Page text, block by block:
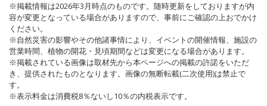
※掲載情報は2026年3月時点のものです。随時更新をしておりますが内
容が変更となっている場合がありますので、事前にご確認の上おでかけ
ください。
※自然災害の影響やその他諸事情により、イベントの開催情報、施設の
営業時間、植物の開花・見頃期間などは変更になる場合があります。
※掲載されている画像は取材先から本ページへの掲載の許諾をいただ
き、提供されたものとなります。画像の無断転載(二次使用)は禁止で
す。
※表示料金は消費税8％ないし10％の内税表示です。